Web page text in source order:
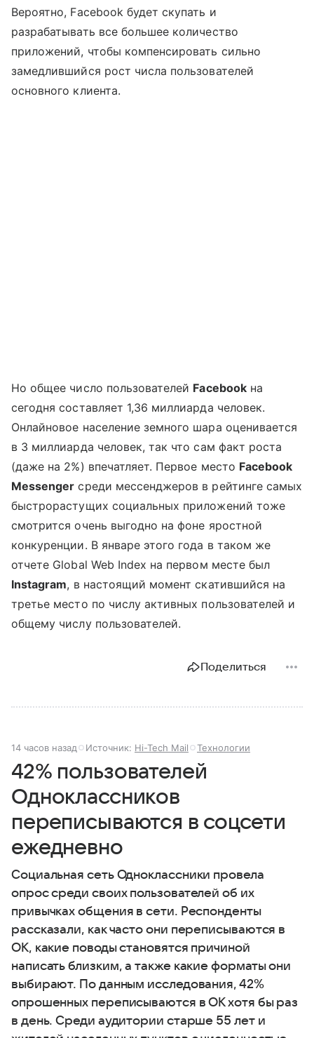
Вероятно, Facebook будет скупать и
разрабатывать все большее количество
приложений, чтобы компенсировать сильно
замедлившийся рост числа пользователей
основного клиента.
Но общее число пользователей Facebookна
сегодня составляет 1,36 миллиарда человек.
Онлайновое население земного шара оценивается
в 3 миллиарда человек, так что сам факт роста
(даже на 2%) впечатляет. Первое место Facebook
Messenger среди мессенджеров в рейтинге самых
быстрорастущих социальных приложений тоже
смотрится очень выгодно на фоне яростной
конкуренции. В январе этого года в таком же
отчете Global Web Index на первом месте был
Instagram, в настоящий момент скатившийся на
третье место по числу активных пользователей и
общему числу пользователей.
Поделиться
14 часов назад Источник: Hi-Tech Mail Технологии
42% пользователей
Одноклассников
переписываются в соцсети
ежедневно
Социальная сеть Одноклассники провела
опрос среди своих пользователей об их
привычках общения в сети. Респонденты
рассказали, как часто они переписываются в
ОК, какие поводы становятся причиной
написать близким, а также какие форматы они
выбирают. По данным исследования, 42%
опрошенных переписываются в ОК хотя бы раз
в день. Среди аудитории старше 55 лет и